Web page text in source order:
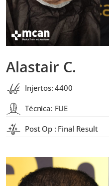
Alastair C.
Injertos: 4400
Técnica: FUE
Post Op : Final Result